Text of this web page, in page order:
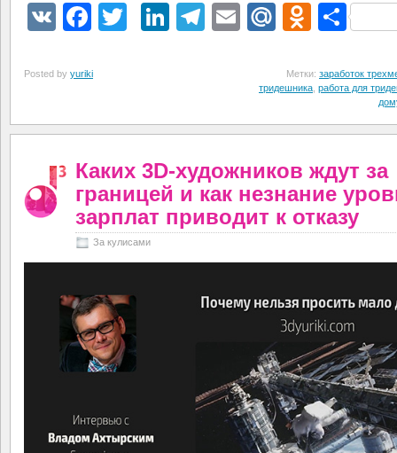
VK Facebook
TwitterLinkedIn
Telegram
EmailMail.Ru
Posted by yuriki Метки: заработок
тридешника работа для
Каких 3D-художников ждут за
границей и как незнание
зарплат приводит к отказу
За кулисами